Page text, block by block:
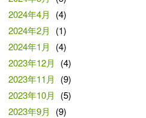
2024年4月
(4)
2024年2月
(1)
2024年1月
(4)
2023年12月
(4)
2023年11月
(9)
2023年10月
(5)
2023年9月
(9)